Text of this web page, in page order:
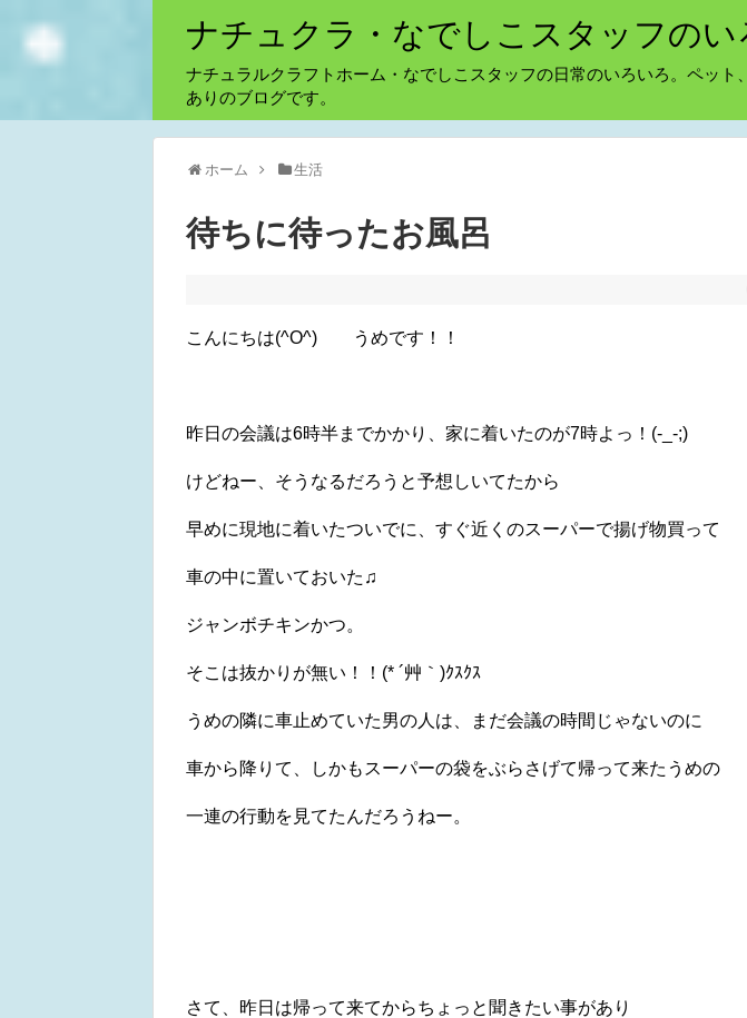
ナチュクラ・なでしこスタッフの
ナチュラルクラフトホーム・なでしこスタッフの日常のいろいろ。ペッ
ありのブログです。
ホーム 生活
待ちに待ったお風呂
こんにちは(^O^) うめです！！
昨日の会議は6時半までかかり、家に着いたのが7時よっ！(-_-;)
けどねー、そうなるだろうと予想しいてたから
早めに現地に着いたついでに、すぐ近くのスーパーで揚げ物買って
車の中に置いておいた♫
ジャンボチキンかつ。
そこは抜かりが無い！！(* ´艸｀)ｸｽｸｽ
うめの隣に車止めていた男の人は、まだ会議の時間じゃないのに
車から降りて、しかもスーパーの袋をぶらさげて帰って来たうめの
一連の行動を見てたんだろうねー。
さて、昨日は帰って来てからちょっと聞きたい事があり